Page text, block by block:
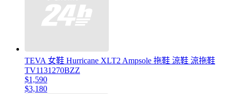
TEVA 女鞋 Hurricane XLT2 Ampsole 拖鞋 涼鞋 涼拖鞋
TV1131270BZZ
$1,590
$3,180